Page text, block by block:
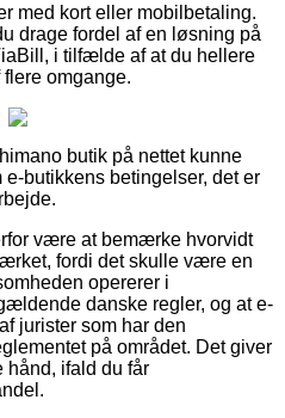
med kort eller mobilbetaling.
drage fordel af en løsning på
i tilfælde af at du hellere
omgange.
butik på nettet kunne
butikkens betingelser, det er
være at bemærke hvorvidt
fordi det skulle være en
opererer i
danske regler, og at e-
jurister som har den
på området. Det giver
ifald du får